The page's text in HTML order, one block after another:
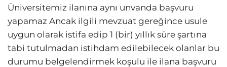
Üniversitemiz ilanına aynı unvanda başvuru
yapamaz Ancak ilgili mevzuat gereğince usule
uygun olarak istifa edip 1 (bir) yıllık süre şartına
tabi tutulmadan istihdam edilebilecek olanlar bu
durumu belgelendirmek koşulu ile ilana başvuru